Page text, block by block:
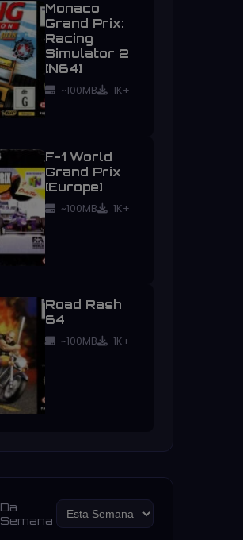
Monaco
Grand Prix:
Racing
Simulator 2
[N64]
~100MB 1K+
F-1 World
Grand Prix
[Europe]
~100MB 1K+
Road Rash
64
~100MB 1K+
Da
Semana